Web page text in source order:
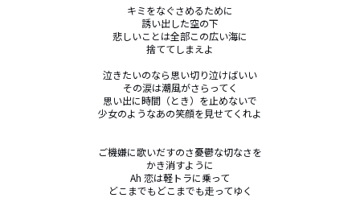
キミをなぐさめるために
誘い出した空の下
悲しいことは全部この広い海に
捨ててしまえよ
泣きたいのなら思い切り泣けばいい
その涙は潮風がさらってく
思い出に時間（とき）を止めないで
少女のようなあの笑顔を見せてくれよ
ご機嫌に歌いだすのさ憂鬱な切なさを
かき消すように
Ah 恋は軽トラに乗って
どこまでもどこまでも走ってゆく